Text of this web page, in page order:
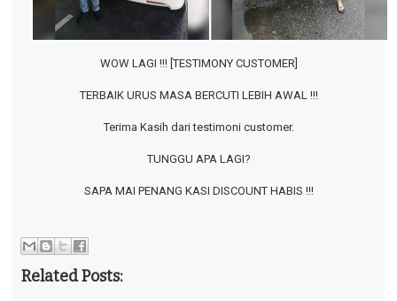
WOW LAGI !!! [TESTIMONY CUSTOMER]
TERBAIK URUS MASA BERCUTI LEBIH AWAL !!!
Terima Kasih dari testimoni customer.
TUNGGU APA LAGI?
SAPA MAI PENANG KASI DISCOUNT HABIS !!!
Related Posts: